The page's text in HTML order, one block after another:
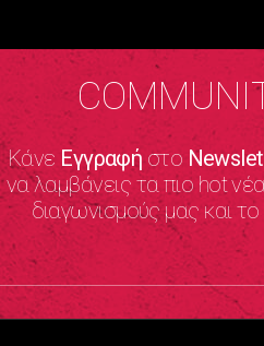
Κάνε Εγγραφήστο
να λαμβάνεις τα πιο hot
διαγωνισμούς μας και το